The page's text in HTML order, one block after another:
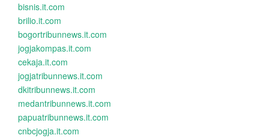
bisnis.it.com
brilio.it.com
bogortribunnews.it.com
jogjakompas.it.com
cekaja.it.com
jogjatribunnews.it.com
dkitribunnews.it.com
medantribunnews.it.com
papuatribunnews.it.com
cnbcjogja.it.com